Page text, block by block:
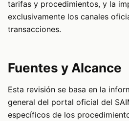
tarifas y procedimientos, y la
exclusivamente los canales
transacciones.
Fuentes y Alcance
Esta revisión se basa en la
general del portal oficial del
específicos de los